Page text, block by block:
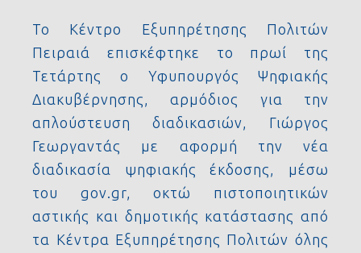
Το Κέντρο Εξυπηρέτησης Πολιτών
Πειραιά επισκέφτηκε το πρωί της
Τετάρτης ο Υφυπουργός Ψηφιακής
Διακυβέρνησης, αρμόδιος για την
απλούστευση διαδικασιών, Γιώργος
Γεωργαντάς με αφορμή την νέα
διαδικασία ψηφιακής έκδοσης, μέσω
του gov.gr, οκτώ πιστοποιητικών
αστικής και δημοτικής κατάστασης από
τα Κέντρα Εξυπηρέτησης Πολιτών όλης